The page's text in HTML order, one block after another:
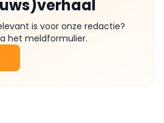
is voor onze redactie?
het meldformulier.